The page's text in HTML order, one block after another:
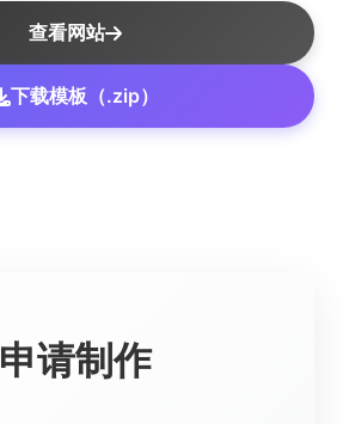
查看网站
下载模板（.zip）
申请制作